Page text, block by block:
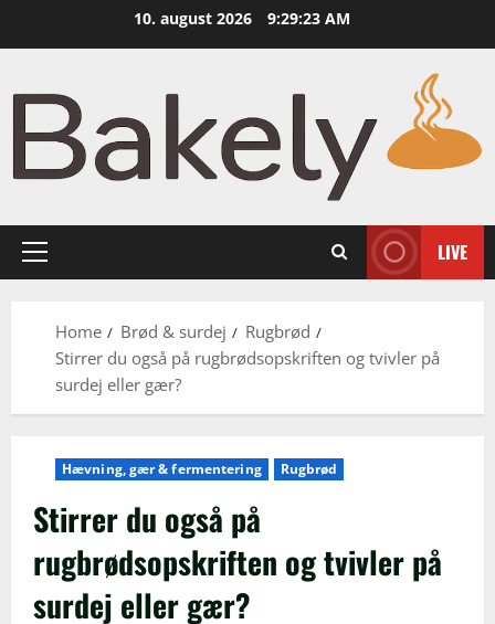
10. august 2026 9:29:25 AM
Primary
LIVE
Home Brød & surdej
Rugbrød
Stirrer du også på rugbrødsopskriften og tvivler på
surdej eller gær?
Hævning, gær & fermentering Rugbrød
Stirrer du også på
rugbrødsopskriften og tvivler på
surdej eller gær?